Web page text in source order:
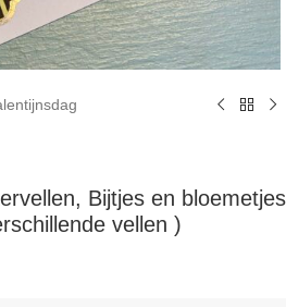
Bijtjes en bloemetjes
vellen )